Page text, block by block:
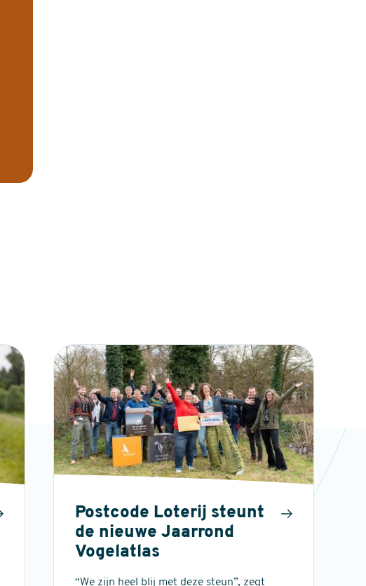
Postcode Loterij steunt
de nieuwe Jaarrond
Vogelatlas
“We zijn heel blij met deze steun”, zegt